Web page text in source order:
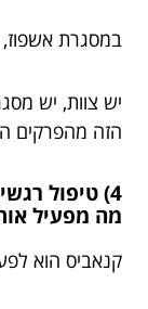
במסגרת אשפוז,
יש צוות, יש
הזה מהפרקים
4) טיפול
מה מפעיל
קנאביס הוא